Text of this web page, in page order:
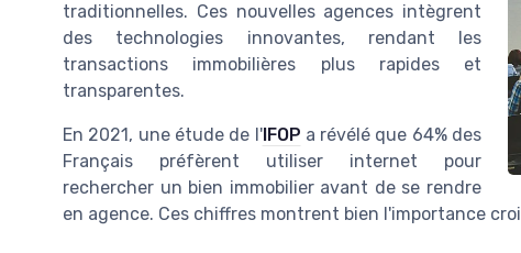
traditionnelles. Ces nouvelles agences intègrent
des technologies innovantes, rendant les
transactions immobilières plus rapides et
transparentes.
En 2021, une étude de l'IFOP a révélé que 64% des
Français préfèrent utiliser internet pour
rechercher un bien immobilier avant de se rendre
en agence. Ces chiffres montrent bien l'importance